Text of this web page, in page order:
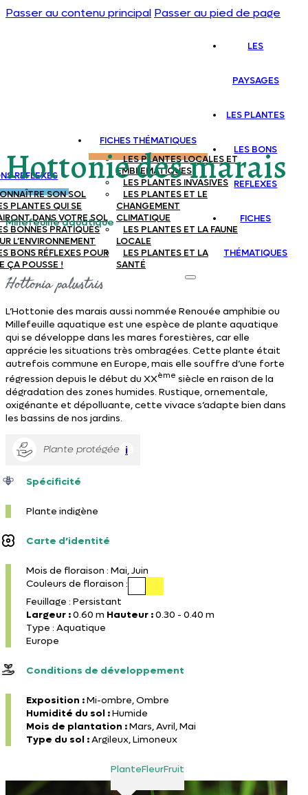
Passer au contenu principal Passer au pied de page
REFLEXES
SON SOL
PLANTES QUI SE
DANS VOTRE SOL
BONNES PRATIQUES
L’ENVIRONNEMENT
BONS RÉFLEXES POUR
ÇA POUSSE !
FICHES THÉMATIQUES
LES PLANTES LOCALES ET
EMBLEMATIQUES
LES PLANTES INVASIVES
LES PLANTES ET LE
CHANGEMENT
CLIMATIQUE
LES PLANTES ET LA FAUNE
LOCALE
LES PLANTES ET LA
SANTÉ
LES
PAYSAGES
LES PLANTES
LES BONS
REFLEXES
FICHES
THÉMATIQUES
Hottonie des marais
Millefeuille aquatique
Hottonia palustris
L’Hottonie des marais aussi nommée Renouée amphibie ou
Millefeuille aquatique est une espèce de plante aquatique
qui se développe dans les mares forestières, car elle
apprécie les situations très ombragées. Cette plante était
autrefois commune en Europe, mais elle souffre d’une forte
régression depuis le début du XXème siècle en raison de la
dégradation des zones humides. Rustique, ornementale,
oxigénante et dépolluante, cette vivace s’adapte bien dans
les bassins de nos jardins.
Plante protégée i
Spécificité
Plante indigène
Carte d’identité
Mois de floraison : Mai, Juin
Couleurs de floraison :
Feuillage : Persistant
Largeur :0.60 m Hauteur :0.30 - 0.40 m
Type : Aquatique
Europe
Conditions de développement
Exposition :Mi-ombre, Ombre
Humidité du sol :Humide
Mois de plantation :Mars, Avril, Mai
Type du sol :Argileux, Limoneux
PlanteFleurFruit